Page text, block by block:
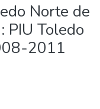
Norte de
Toledo
2011